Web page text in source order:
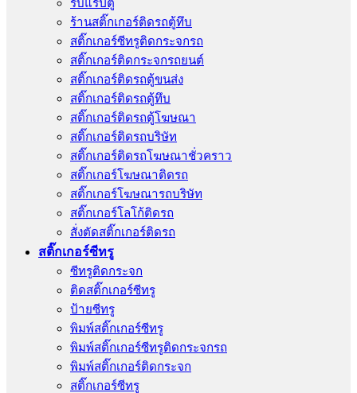
รับแร็ปตู้
ร้านสติ๊กเกอร์ติดรถตู้ทึบ
สติ๊กเกอร์ซีทรูติดกระจกรถ
สติ๊กเกอร์ติดกระจกรถยนต์
สติ๊กเกอร์ติดรถตู้ขนส่ง
สติ๊กเกอร์ติดรถตู้ทึบ
สติ๊กเกอร์ติดรถตู้โฆษณา
สติ๊กเกอร์ติดรถบริษัท
สติ๊กเกอร์ติดรถโฆษณาชั่วคราว
สติ๊กเกอร์โฆษณาติดรถ
สติ๊กเกอร์โฆษณารถบริษัท
สติ๊กเกอร์โลโก้ติดรถ
สั่งตัดสติ๊กเกอร์ติดรถ
สติ๊กเกอร์ซีทรู
ซีทรูติดกระจก
ติดสติ๊กเกอร์ซีทรู
ป้ายซีทรู
พิมพ์สติ๊กเกอร์ซีทรู
พิมพ์สติ๊กเกอร์ซีทรูติดกระจกรถ
พิมพ์สติ๊กเกอร์ติดกระจก
สติ๊กเกอร์ซีทรู